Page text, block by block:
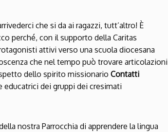
che si da ai ragazzi, tutt’altro! È
perché, con il supporto della Caritas
attivi verso una scuola diocesana
che nel tempo può trovare articolazioni
dello spirito missionario Contatti
educatrici dei gruppi dei cresimati
nostra Parrocchia di apprendere la lingua